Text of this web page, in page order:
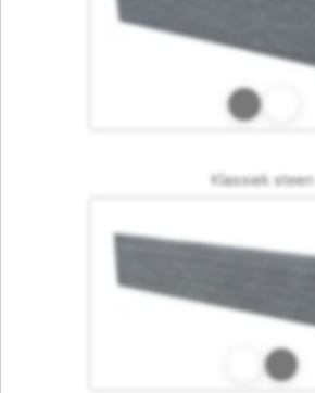
Klassiek steen